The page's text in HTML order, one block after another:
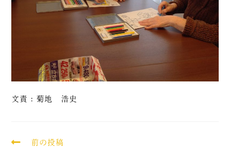
文責：菊地 浩史
前の投稿